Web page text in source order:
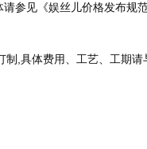
参见《娱丝儿价格发布
制,具体费用、工艺、工期